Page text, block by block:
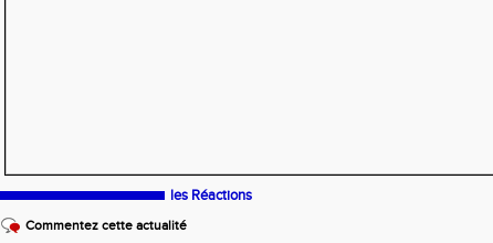
les Réactions
Commentez cette actualité